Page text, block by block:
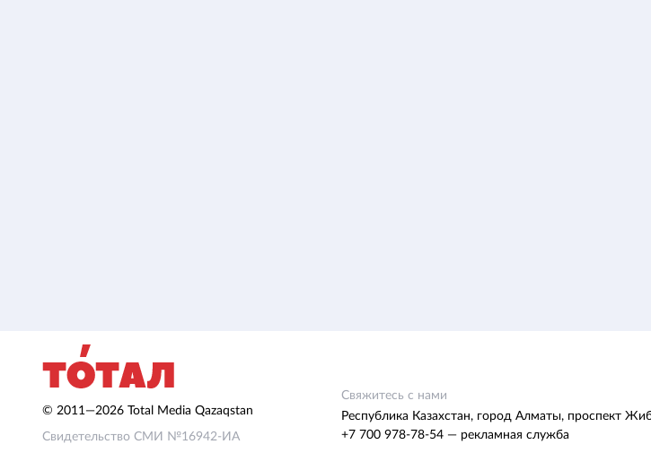
© 2011—2026 Total Media Qazaqstan
Свидетельство СМИ №16942-ИА
Свяжитесь с нами
Республика Казахстан, город Алматы, проспект
+7 700 978-78-54 — рекламная служба